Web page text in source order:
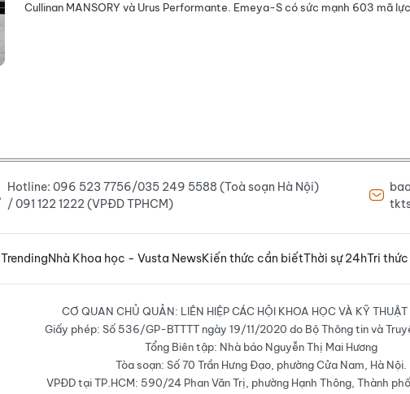
Cullinan MANSORY và Urus Performante. Emeya-S có sức mạnh 603 mã lực.
Hotline: 096 523 7756/035 249 5588 (Toà soạn Hà Nội)
/ 091 122 1222 (VPĐD TPHCM)
TrendingNhà Khoa học - Vusta NewsKiến thức cần biếtThời sự 24hTri
CƠ QUAN CHỦ QUẢN: LIÊN HIỆP CÁC HỘI KHOA HỌC VÀ KỸ THUẬT
Giấy phép: Số 536/GP-BTTTT ngày 19/11/2020 do Bộ Thông tin và
Tổng Biên tập: Nhà báo Nguyễn Thị Mai Hương
Tòa soạn: Số 70 Trần Hưng Đạo, phường Cửa Nam, Hà Nội.
VPĐD tại TP.HCM: 590/24 Phan Văn Trị, phường Hạnh Thông, Thành phố